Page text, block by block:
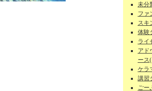
未分
ファ
スキ
体験
ライ
アド
ース
ケラ
講習
ごー